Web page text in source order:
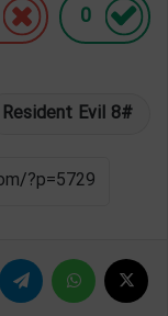
0
Resident Evil 8